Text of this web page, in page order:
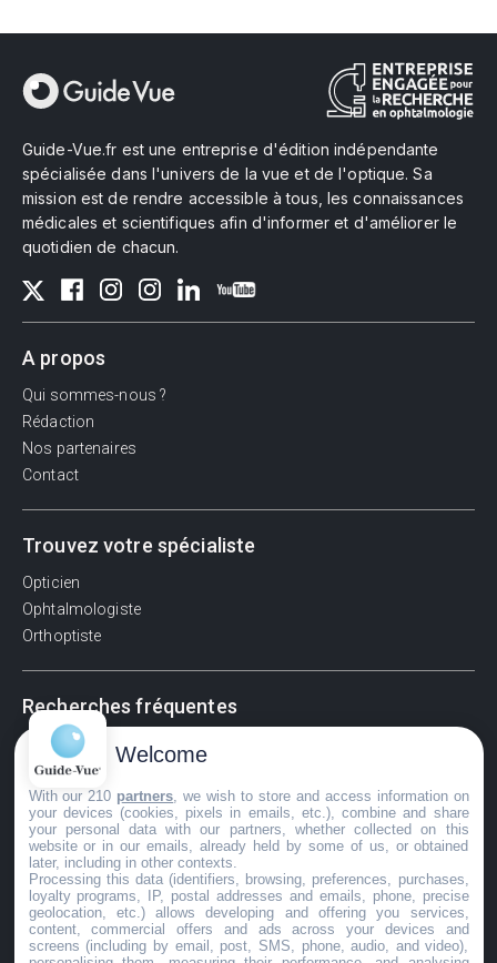
Guide-Vue.fr est une entreprise d'édition indépendante
spécialisée dans l'univers de la vue et de l'optique. Sa
mission est de rendre accessible à tous, les connaissances
médicales et scientifiques afin d'informer et d'améliorer le
quotidien de chacun.
A propos
Qui sommes-nous ?
Rédaction
Nos partenaires
Contact
Trouvez votre spécialiste
Opticien
Ophtalmologiste
Orthoptiste
Recherches fréquentes
Pathologies adultes
Signes d'une urgence ophtalmologique
La vision
Acuité visuelle
Myosis / mydriase
Œdème oculaire
©GuideVue2024
Welcome
With our 210 partners , we wish to store and access information on
your devices (cookies, pixels in emails, etc.), combine and share
your personal data with our partners, whether collected on this
website or in our emails, already held by some of us, or obtained
later, including in other contexts.
Processing this data (identifiers, browsing, preferences, purchases,
loyalty programs, IP, postal addresses and emails, phone, precise
geolocation, etc.) allows developing and offering you services,
content, commercial offers and ads across your devices and
screens (including by email, post, SMS, phone, audio, and video),